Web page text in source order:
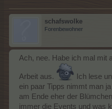
schafswolke
Forenbewohner
Ach, nee. Habe ich mal mit
Arbeit aus.
Ich lese
ein paar Tipps nimmt man
am Ende eher der
immer die Events und was